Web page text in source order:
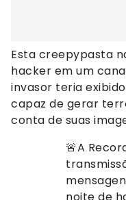
Esta creepypasta
hacker em um
invasor teria
capaz de gerar
conta de suas
🚨A